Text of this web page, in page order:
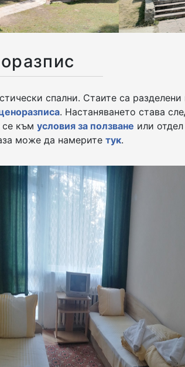
спални. Стаите са разделени
. Настаняването става
се към условия за ползване или отдел
може да намерите тук.